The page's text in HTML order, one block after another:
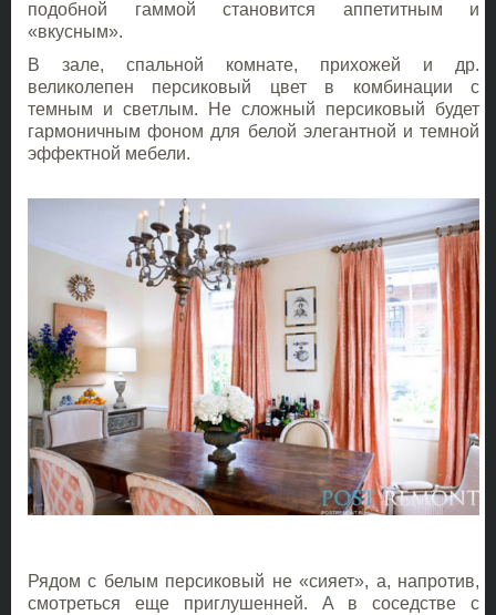
подобной гаммой становится аппетитным и
«вкусным».
В зале, спальной комнате, прихожей и др.
великолепен персиковый цвет в комбинации с
темным и светлым. Не сложный персиковый будет
гармоничным фоном для белой элегантной и темной
эффектной мебели.
Рядом с белым персиковый не «сияет», а, напротив,
смотреться еще приглушенней. А в соседстве с